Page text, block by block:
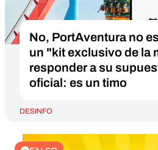
No, PortAventura no
un "kit exclusivo de la
responder a su
oficial: es un timo
DESINFO